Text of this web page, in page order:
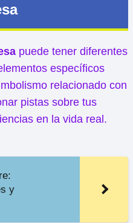
puede tener diferentes
específicos
relacionado con
pistas sobre tus
en la vida real.
y